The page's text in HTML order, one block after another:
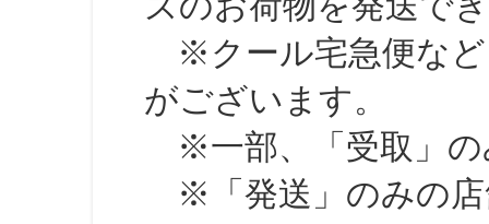
※クール宅急便など
がございます。
※一部、「受取」の
※「発送」のみの店